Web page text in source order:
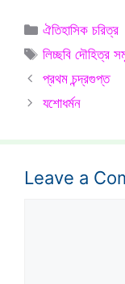
Categories
ঐতিহাসিক চরিত্র
Tags
লিচ্ছবি দৌহিত্র
প্রথম চন্দ্রগুপ্ত
যশোধর্মন
Leave a